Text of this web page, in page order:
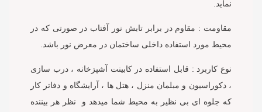
نماید.
مقاومت : مقاوم در برابر تابش نور آفتاب در صورتی که در
محیط مورد استفاده داخلی ساختمان در معرض نور باشد.
نوع کاربرد : قابل استفاده در کابینت آشپزخانه ، درب سازی
، دکوراسیون و مبلمان منزل ، هتل ها ، آرایشگاه و دفاتر کار
که جلوه ای بی نظیر به محیط شما میدهد و نظر هر بیننده